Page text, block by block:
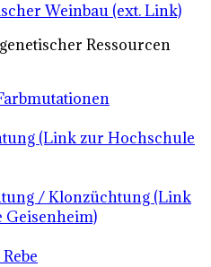
Weinbau (ext. Link)
Ressourcen
(Link zur Hochschule
/ Klonzüchtung (Link